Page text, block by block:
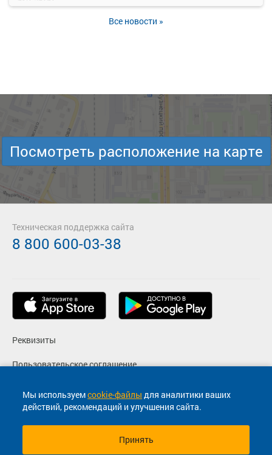
Все новости »
Мы используемcookie-файлы для аналитики ваших
действий, рекомендаций и улучшения сайта.
Принять
Посмотреть расположение на карте
Реквизиты
Пользовательское соглашение
Политика конфиденциальности
Согласие на маркетинговые сообщения
Техническая поддержка сайта
8 800 600-03-38
© 2013-2026, ООО "Капитал"- Онлайн сервис продажи